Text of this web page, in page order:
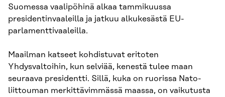
Suomessa vaalipöhinä alkaa tammikuussa
presidentinvaaleilla ja jatkuu alkukesästä EU-
parlamenttivaaleilla.
Maailman katseet kohdistuvat eritoten
Yhdysvaltoihin, kun selviää, kenestä tulee maan
seuraava presidentti. Sillä, kuka on ruorissa Nato-
liittouman merkittävimmässä maassa, on vaikutusta